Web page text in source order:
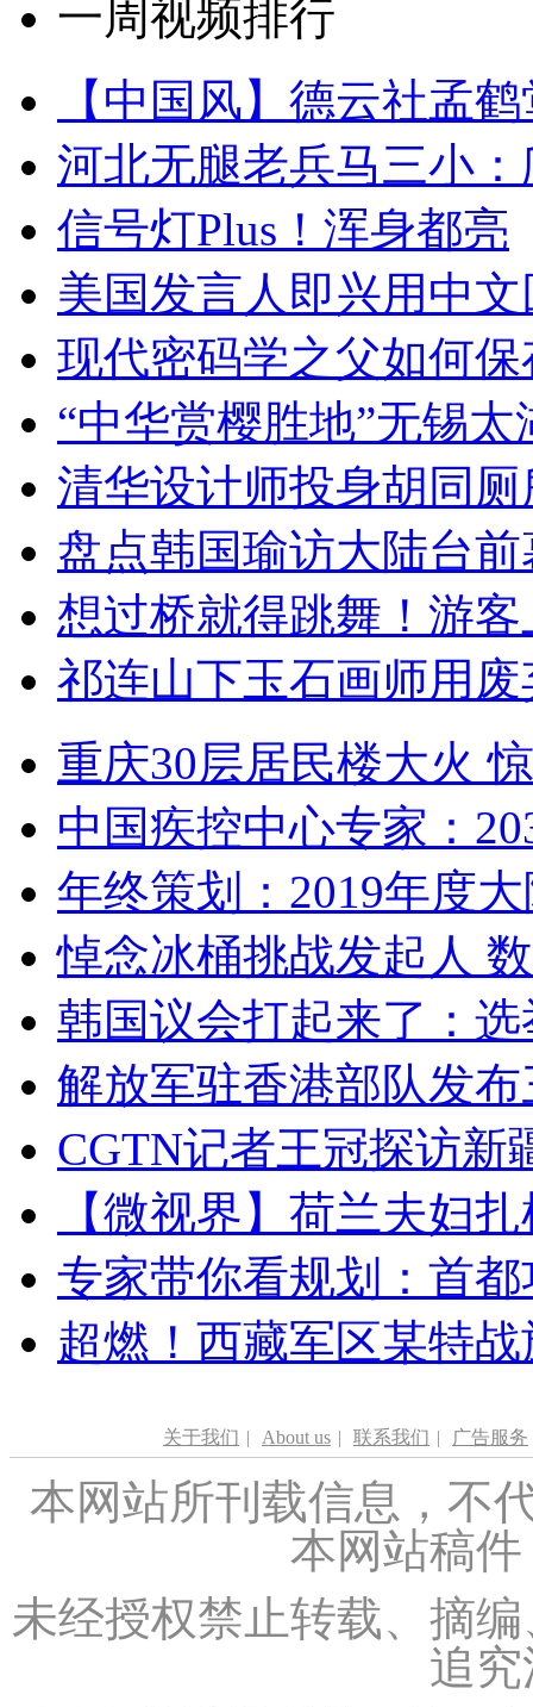
一周视频排行
【中国风】德云社孟
河北无腿老兵马三小
信号灯Plus！浑身都亮
美国发言人即兴用中
现代密码学之父如何
“中华赏樱胜地”无锡
清华设计师投身胡同
盘点韩国瑜访大陆台
想过桥就得跳舞！游客
祁连山下玉石画师用
重庆30层居民楼大火
中国疾控中心专家：
年终策划：2019年度
悼念冰桶挑战发起人
韩国议会打起来了：
解放军驻香港部队发
CGTN记者王冠探访新
【微视界】荷兰夫妇
专家带你看规划：首
超燃！西藏军区某特
关于我们 | About us | 联系我们 | 广告服务
本网站所刊载信息，不
本网站稿
未经授权禁止转载、摘
追